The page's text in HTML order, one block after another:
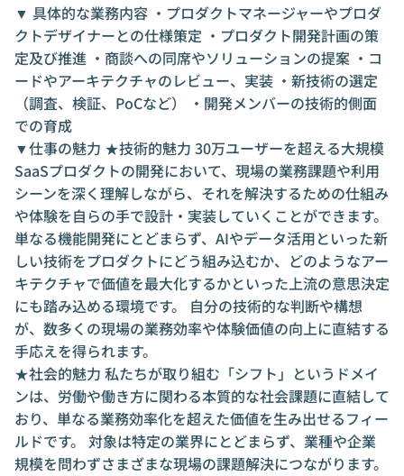
▼ 具体的な業務内容 ・プロダクトマネージャーやプロダ
クトデザイナーとの仕様策定 ・プロダクト開発計画の策
定及び推進 ・商談への同席やソリューションの提案 ・コ
ードやアーキテクチャのレビュー、実装 ・新技術の選定
（調査、検証、PoCなど） ・開発メンバーの技術的側面
での育成
▼仕事の魅力 ★技術的魅力 30万ユーザーを超える大規模
SaaSプロダクトの開発において、現場の業務課題や利用
シーンを深く理解しながら、それを解決するための仕組み
や体験を自らの手で設計・実装していくことができます。
単なる機能開発にとどまらず、AIやデータ活用といった新
しい技術をプロダクトにどう組み込むか、どのようなアー
キテクチャで価値を最大化するかといった上流の意思決定
にも踏み込める環境です。 自分の技術的な判断や構想
が、数多くの現場の業務効率や体験価値の向上に直結する
手応えを得られます。
★社会的魅力 私たちが取り組む「シフト」というドメイ
ンは、労働や働き方に関わる本質的な社会課題に直結して
おり、単なる業務効率化を超えた価値を生み出せるフィー
ルドです。 対象は特定の業界にとどまらず、業種や企業
規模を問わずさまざまな現場の課題解決につながります。